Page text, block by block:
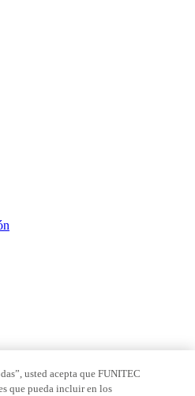
usted acepta que FUNITEC
que pueda incluir en los